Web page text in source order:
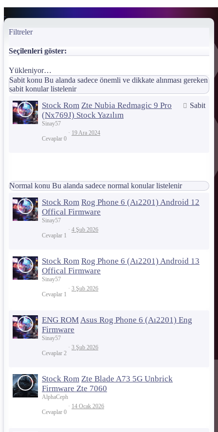
Filtreler
Seçilenleri göster:
Yükleniyor…
Sabit konu Bu alanda sadece önemli ve dikkate alınması gereken
sabit konular listelenir
Sabit
Stock Rom Zte Nubia Redmagic 9 Pro
(Nx769J) Stock Yazılım
Sinay57
Cevaplar 0
19 Ara 2024
Normal konu Bu alanda sadece normal konular listelenir
Stock Rom Rog Phone 6 (Aı2201) Android 12
Offical Firmware
Sinay57
Cevaplar 1
4 Şub 2026
Stock Rom Rog Phone 6 (Aı2201) Android 13
Offical Firmware
Sinay57
Cevaplar 1
3 Şub 2026
ENG ROMAsus Rog Phone 6 (Aı2201) Eng
Firmware
Sinay57
Cevaplar 2
3 Şub 2026
Stock Rom Zte Blade A73 5G Unbrick
Firmware Zte 7060
AlphaCeph
Cevaplar 0
14 Ocak 2026